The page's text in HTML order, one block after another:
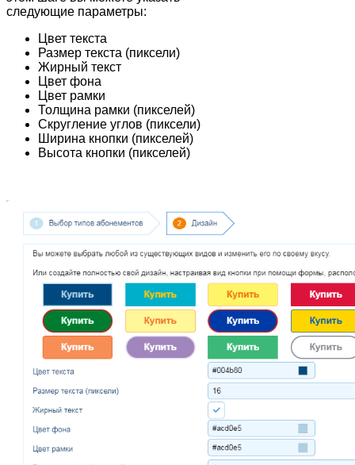
следующие параметры:
Цвет текста
Размер текста (пиксели)
Жирный текст
Цвет фона
Цвет рамки
Толщина рамки (пикселей)
Скругление углов (пиксели)
Ширина кнопки (пикселей)
Высота кнопки (пикселей)